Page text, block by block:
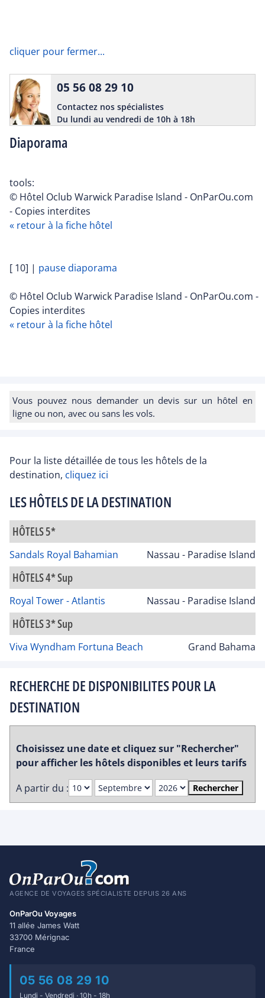
cliquer pour fermer...
Diaporama
05 56 08 29 10
Contactez nos spécialistes
Du lundi au vendredi de 10h à 18h
tools:
© Hôtel Oclub Warwick Paradise Island - OnParOu.com
- Copies interdites
« retour à la fiche hôtel
[ 10] | pause diaporama
© Hôtel Oclub Warwick Paradise Island - OnParOu.com -
Copies interdites
« retour à la fiche hôtel
Vous pouvez nous demander un devis sur un hôtel en
ligne ou non, avec ou sans les vols.
Pour la liste détaillée de tous les hôtels de la
destination, cliquez ici
LES HÔTELS DE LA DESTINATION
HÔTELS 5*
Sandals Royal Bahamian Nassau - Paradise Island
HÔTELS 4* Sup
Royal Tower - Atlantis Nassau - Paradise Island
HÔTELS 3* Sup
Viva Wyndham Fortuna Beach Grand Bahama
RECHERCHE DE DISPONIBILITES POUR LA
DESTINATION
Choisissez une date et cliquez sur "Rechercher"
pour afficher les hôtels disponibles et leurs tarifs
A partir du :
Rechercher
AGENCE DE VOYAGES SPÉCIALISTE DEPUIS 26 ANS
OnParOu Voyages
11 allée James Watt
33700 Mérignac
France
05 56 08 29 10
Lundi - Vendredi · 10h - 18h